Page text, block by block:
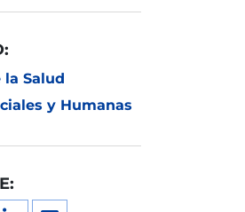
la Salud
y Humanas